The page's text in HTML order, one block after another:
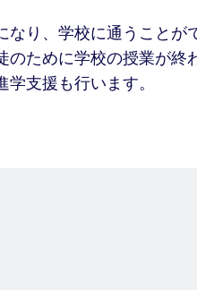
り、学校に通うことが
ために学校の授業が終
支援も行います。